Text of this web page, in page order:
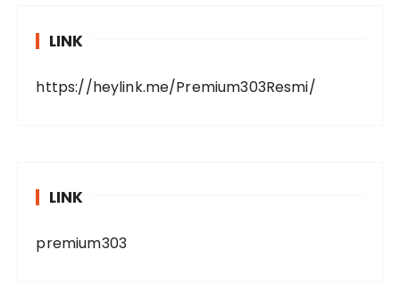
LINK
https://heylink.me/Premium303Resmi/
LINK
premium303